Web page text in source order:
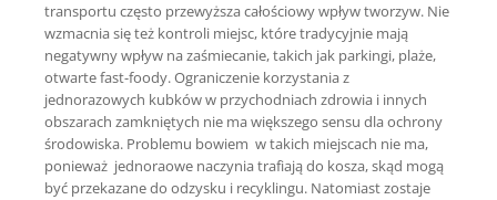
transportu często przewyższa całościowy wpływ tworzyw. Nie
wzmacnia się też kontroli miejsc, które tradycyjnie mają
negatywny wpływ na zaśmiecanie, takich jak parkingi, plaże,
otwarte fast-foody. Ograniczenie korzystania z
jednorazowych kubków w przychodniach zdrowia i innych
obszarach zamkniętych nie ma większego sensu dla ochrony
środowiska. Problemu bowiem w takich miejscach nie ma,
ponieważ jednoraowe naczynia trafiają do kosza, skąd mogą
być przekazane do odzysku i recyklingu. Natomiast zostaje